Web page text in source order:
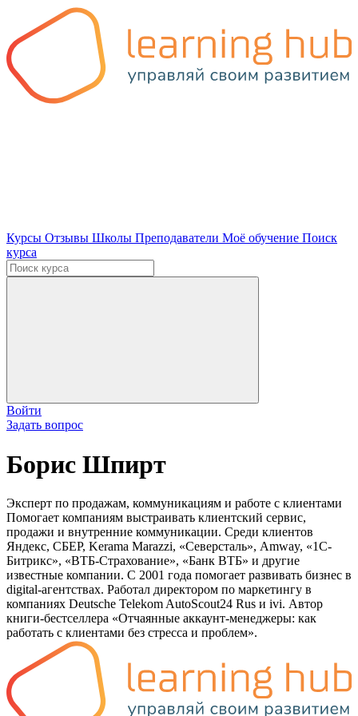
Курсы Отзывы Школы Преподаватели Моё обучение Поиск
курса
Войти
Задать вопрос
Борис Шпирт
Эксперт по продажам, коммуникациям и работе с клиентами
Помогает компаниям выстраивать клиентский сервис,
продажи и внутренние коммуникации. Среди клиентов
Яндекс, СБЕР, Kerama Marazzi, «Северсталь», Amway, «1С-
Битрикс», «ВТБ-Страхование», «Банк ВТБ» и другие
известные компании. С 2001 года помогает развивать бизнес в
digital-агентствах. Работал директором по маркетингу в
компаниях Deutsche Telekom AutoScout24 Rus и ivi. Автор
книги-бестселлера «Отчаянные аккаунт-менеджеры: как
работать с клиентами без стресса и проблем».